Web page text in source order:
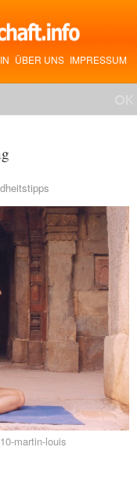
ÜBER UNS IMPRESSUM
martin-louis